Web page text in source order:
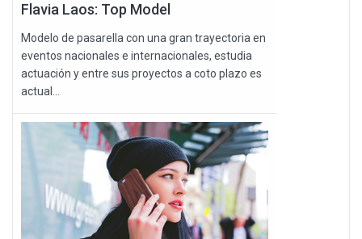
Flavia Laos: Top Model
Modelo de pasarella con una gran trayectoria en
eventos nacionales e internacionales, estudia
actuación y entre sus proyectos a coto plazo es
actual...